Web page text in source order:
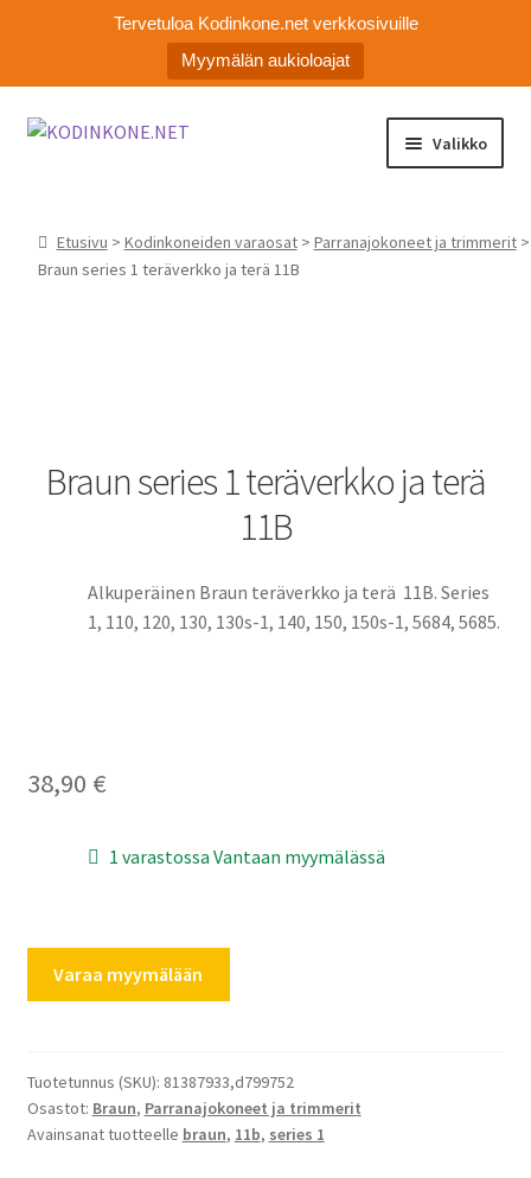
Tervetuloa Kodinkone.net verkkosivuille
Myymälän aukioloajat
Siirry
Siirry
Valikko
tason
Ota yhteyttä
Etusivu > Kodinkoneiden varaosat> Parranajokoneet ja trimmerit>
Braun series 1 teräverkko ja terä 11B
Braun series 1 teräverkko ja terä
11B
Alkuperäinen Braun teräverkko ja terä 11B. Series
1, 110, 120, 130, 130s-1, 140, 150, 150s-1, 5684, 5685.
38,90 €
1 varastossa Vantaan myymälässä
ja
terä
11B
Varaa myymälään
Tuotetunnus (SKU): 81387933,d799752
Osastot: Braun, Parranajokoneet ja trimmerit
Avainsanat tuotteelle braun, 11b, series 1